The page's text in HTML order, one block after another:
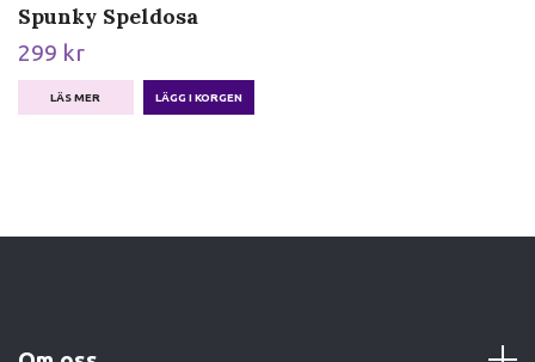
Spunky Speldosa
299 kr
LÄS MER